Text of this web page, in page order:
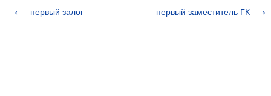
первый залог
первый заместитель ГК